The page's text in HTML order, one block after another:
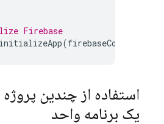
Firebase
initializeApp(firebaseConfig
یک برنامه واحد